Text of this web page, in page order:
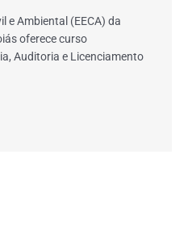
e Ambiental (EECA) da
oferece curso
Auditoria e Licenciamento